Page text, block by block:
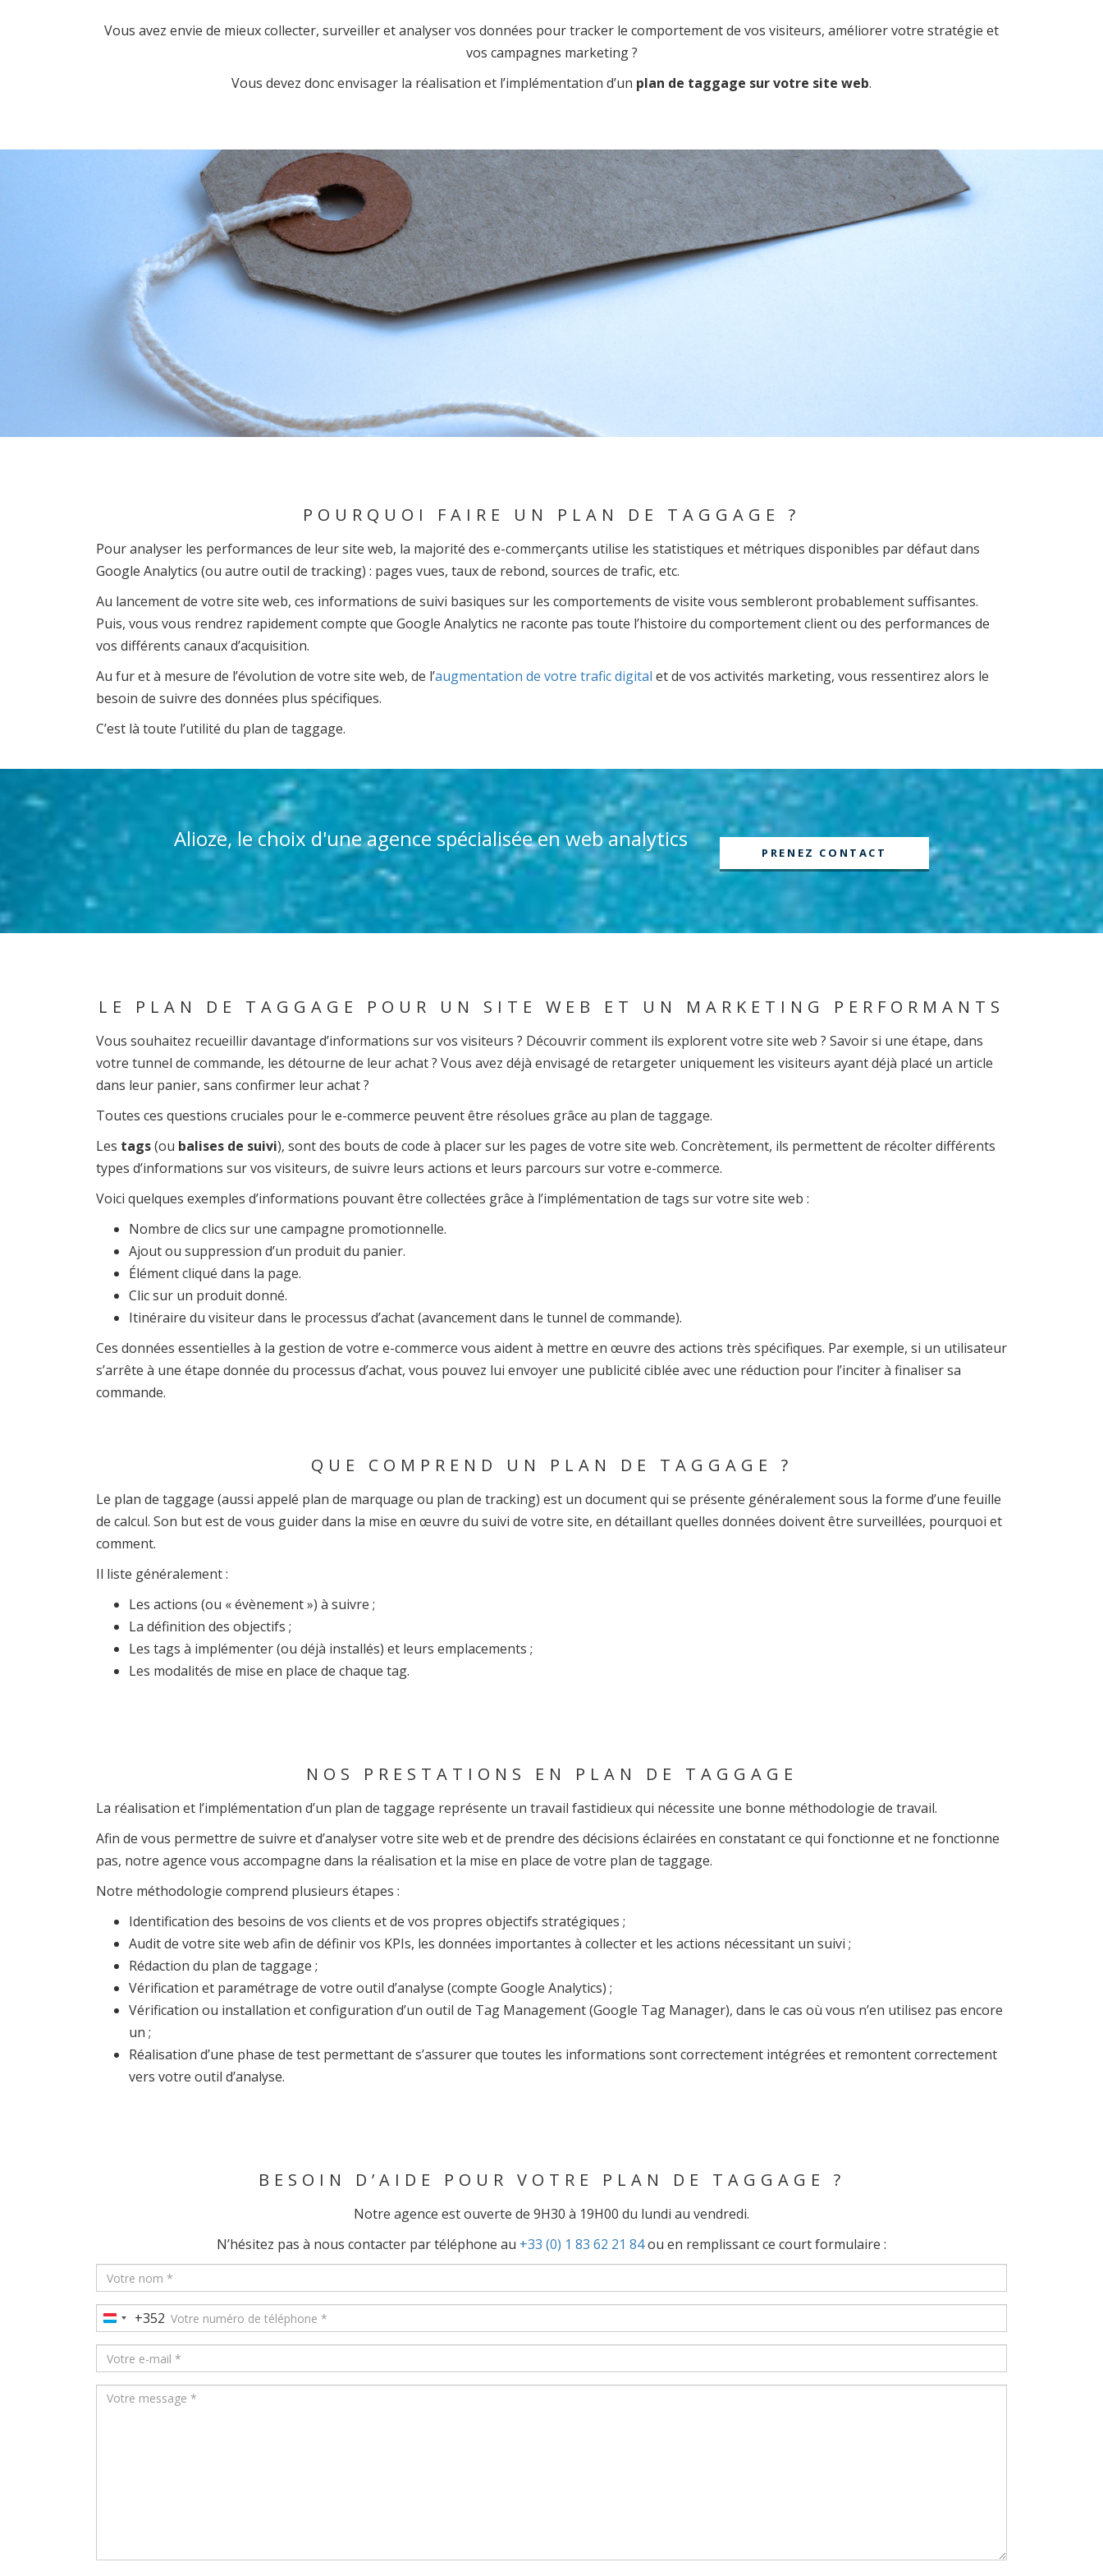
Vous avez envie de mieux collecter, surveiller et analyser vos données pour tracker le comportement de vos visiteurs, améliorer votre stratégie et
vos campagnes marketing ?
Vous devez donc envisager la réalisation et l’implémentation d’un plan de taggage sur votre site web.
POURQUOI FAIRE UN PLAN DE TAGGAGE ?
Pour analyser les performances de leur site web, la majorité des e-commerçants utilise les statistiques et métriques disponibles par défaut dans
Google Analytics (ou autre outil de tracking) : pages vues, taux de rebond, sources de trafic, etc.
Au lancement de votre site web, ces informations de suivi basiques sur les comportements de visite vous sembleront probablement suffisantes.
Puis, vous vous rendrez rapidement compte que Google Analytics ne raconte pas toute l’histoire du comportement client ou des performances de
vos différents canaux d’acquisition.
Au fur et à mesure de l’évolution de votre site web, de l’augmentation de votre trafic digital et de vos activités marketing, vous ressentirez alors le
besoin de suivre des données plus spécifiques.
C’est là toute l’utilité du plan de taggage.
Alioze, le choix d'une agence spécialisée en web analytics
PRENEZ CONTACT
LE PLAN DE TAGGAGE POUR UN SITE WEB ET UN MARKETING PERFORMANTS
Vous souhaitez recueillir davantage d’informations sur vos visiteurs ? Découvrir comment ils explorent votre site web ? Savoir si une étape, dans
votre tunnel de commande, les détourne de leur achat ? Vous avez déjà envisagé de retargeter uniquement les visiteurs ayant déjà placé un article
dans leur panier, sans confirmer leur achat ?
Toutes ces questions cruciales pour le e-commerce peuvent être résolues grâce au plan de taggage.
Les tags(ou balises de suivi), sont des bouts de code à placer sur les pages de votre site web. Concrètement, ils permettent de récolter différents
types d’informations sur vos visiteurs, de suivre leurs actions et leurs parcours sur votre e-commerce.
Voici quelques exemples d’informations pouvant être collectées grâce à l’implémentation de tags sur votre site web :
Nombre de clics sur une campagne promotionnelle.
Ajout ou suppression d’un produit du panier.
Élément cliqué dans la page.
Clic sur un produit donné.
Itinéraire du visiteur dans le processus d’achat (avancement dans le tunnel de commande).
Ces données essentielles à la gestion de votre e-commerce vous aident à mettre en œuvre des actions très spécifiques. Par exemple, si un utilisateur
s’arrête à une étape donnée du processus d’achat, vous pouvez lui envoyer une publicité ciblée avec une réduction pour l’inciter à finaliser sa
commande.
QUE COMPREND UN PLAN DE TAGGAGE ?
Le plan de taggage (aussi appelé plan de marquage ou plan de tracking) est un document qui se présente généralement sous la forme d’une feuille
de calcul. Son but est de vous guider dans la mise en œuvre du suivi de votre site, en détaillant quelles données doivent être surveillées, pourquoi et
comment.
Il liste généralement :
Les actions (ou « évènement ») à suivre ;
La définition des objectifs ;
Les tags à implémenter (ou déjà installés) et leurs emplacements ;
Les modalités de mise en place de chaque tag.
NOS PRESTATIONS EN PLAN DE TAGGAGE
La réalisation et l’implémentation d’un plan de taggage représente un travail fastidieux qui nécessite une bonne méthodologie de travail.
Afin de vous permettre de suivre et d’analyser votre site web et de prendre des décisions éclairées en constatant ce qui fonctionne et ne fonctionne
pas, notre agence vous accompagne dans la réalisation et la mise en place de votre plan de taggage.
Notre méthodologie comprend plusieurs étapes :
Identification des besoins de vos clients et de vos propres objectifs stratégiques ;
Audit de votre site web afin de définir vos KPIs, les données importantes à collecter et les actions nécessitant un suivi ;
Rédaction du plan de taggage ;
Vérification et paramétrage de votre outil d’analyse (compte Google Analytics) ;
Vérification ou installation et configuration d’un outil de Tag Management (Google Tag Manager), dans le cas où vous n’en utilisez pas encore
un ;
Réalisation d’une phase de test permettant de s’assurer que toutes les informations sont correctement intégrées et remontent correctement
vers votre outil d’analyse.
BESOIN D’AIDE POUR VOTRE PLAN DE TAGGAGE ?
Notre agence est ouverte de 9H30 à 19H00 du lundi au vendredi.
N’hésitez pas à nous contacter par téléphone au +33 (0) 1 83 62 21 84ou en remplissant ce court formulaire :
Luxembourg
+352
+352